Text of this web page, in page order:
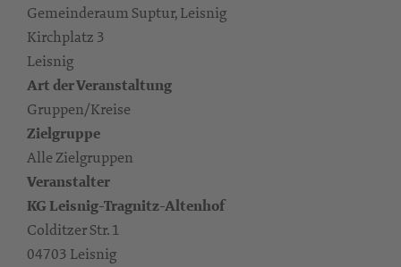
Gemeinderaum Suptur, Leisnig
Kirchplatz 3
Leisnig
Art der Veranstaltung
Gruppen/Kreise
Zielgruppe
Alle Zielgruppen
Veranstalter
KG Leisnig-Tragnitz-Altenhof
Colditzer Str. 1
04703 Leisnig